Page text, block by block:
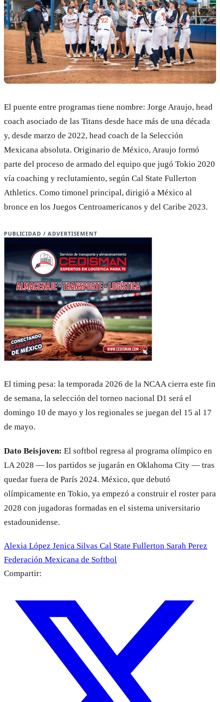
El puente entre programas tiene nombre: Jorge Araujo, head
coach asociado de las Titans desde hace más de una década
y, desde marzo de 2022, head coach de la Selección
Mexicana absoluta. Originario de México, Araujo formó
parte del proceso de armado del equipo que jugó Tokio 2020
vía coaching y reclutamiento, según Cal State Fullerton
Athletics. Como timonel principal, dirigió a México al
bronce en los Juegos Centroamericanos y del Caribe 2023.
PUBLICIDAD / ADVERTISEMENT
El timing pesa: la temporada 2026 de la NCAA cierra este fin
de semana, la selección del torneo nacional D1 será el
domingo 10 de mayo y los regionales se juegan del 15 al 17
de mayo.
Dato Beisjoven: El softbol regresa al programa olímpico en
LA 2028 — los partidos se jugarán en Oklahoma City — tras
quedar fuera de París 2024. México, que debutó
olímpicamente en Tokio, ya empezó a construir el roster para
2028 con jugadoras formadas en el sistema universitario
estadounidense.
Alexia López Jenica Silvas Cal State Fullerton Sarah Perez
Federación Mexicana de Softbol
Compartir: